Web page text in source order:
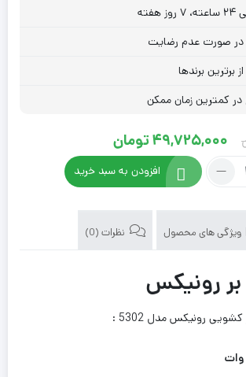
صورت عدم رضایت
برترین برندها
کمترین زمان ممکن
Original
price
was:
49,725,000تومان
price
is:
افزودن به سبد خرید
ویژگی های محصول نظرات (0)
بر رونیکس
رونیکس مدل 5302 :